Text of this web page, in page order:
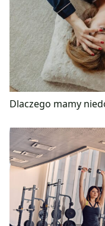
Dlaczego mamy